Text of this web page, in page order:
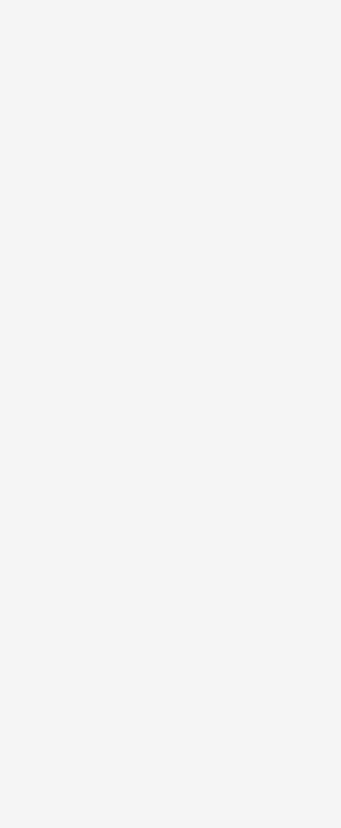
いがうまくいかない人に
うまくいかない人に共通する特徴
りです。
しすぎて、出会いの幅を狭めてい